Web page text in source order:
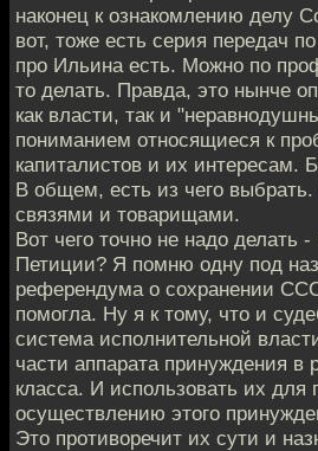
наконец к ознакомлению делу
вот, тоже есть серия передач
про Ильина есть. Можно по
то делать. Правда, это нынче
как власти, так и
пониманием относящиеся к
капиталистов и их интересам.
В общем, есть из чего выбрать.
связями и товарищами.
Вот чего точно не надо делать
Петиции? Я помню одну под
референдума о сохранении
помогла. Ну я к тому, что и
система исполнительной
части аппарата принуждения в
класса. И использовать их для
осуществлению этого
Это противоречит их сути и